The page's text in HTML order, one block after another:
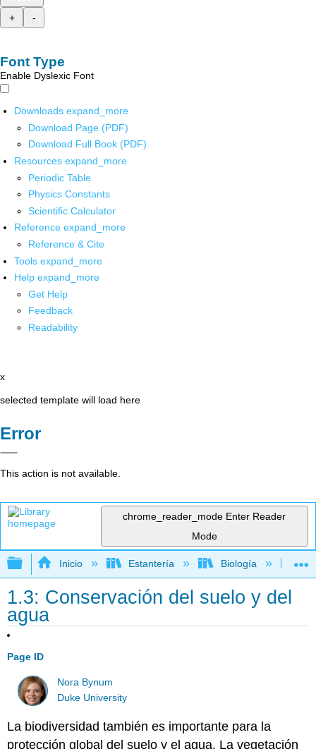
+
-
Font Type
Enable Dyslexic Font
Downloads expand_more
Download Page (PDF)
Download Full Book (PDF)
Resources expand_more
Periodic Table
Physics Constants
Scientific Calculator
Reference expand_more
Reference & Cite
Tools expand_more
Help expand_more
Get Help
Feedback
Readability
x
selected template will load here
Error
This action is not available.
chrome_reader_mode Enter Reader
Mode
Expandir/contraer jerarquía global
Inicio Estantería Biología
1.3: Conservación del suelo y del
agua
Page ID
Nora Bynum
Duke University
La biodiversidad también es importante para la
protección global del suelo y el agua. La vegetación